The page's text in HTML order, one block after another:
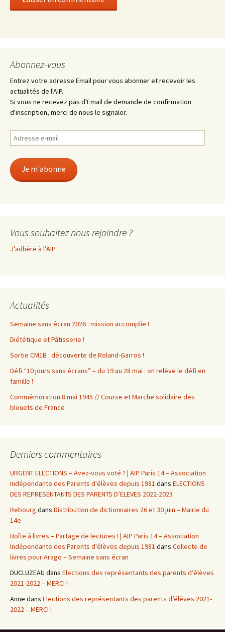
Abonnez-vous
Entrez votre adresse Email pour vous abonner et recevoir les
actualités de l'AIP.
Si vous ne recevez pas d'Email de demande de confirmation
d'inscription, merci de nous le signaler.
Adresse
e-
Je m'abonne
Vous souhaitez nous rejoindre ?
J’adhère à l’AIP
Actualités
Semaine sans écran 2026 : mission accomplie !
Diététique et Pâtisserie !
Sortie CM1B : découverte de Roland-Garros !
Défi “10 jours sans écrans” – du 19 au 28 mai : on relève le défi en
famille !
Commémoration 8 mai 1945 // Course et Marche solidaire des
bleuets de France
Derniers commentaires
URGENT ELECTIONS – Avez-vous voté ? | AIP Paris 14 – Association
Indépendante des Parents d'élèves depuis 1981 dans ELECTIONS
DES REPRESENTANTS DES PARENTS D’ELEVES 2022-2023
Rebourg dans Distribution de dictionnaires 26 et 30 juin – Mairie du
14e
Boîte à livres – Partage de lectures ! | AIP Paris 14 – Association
Indépendante des Parents d'élèves depuis 1981 dans Collecte de
livres pour Arago – Semaine sans écran
DUCLUZEAU dans Elections des représentants des parents d’élèves
2021-2022 – MERCI !
Anne dans Elections des représentants des parents d’élèves 2021-
2022 – MERCI !